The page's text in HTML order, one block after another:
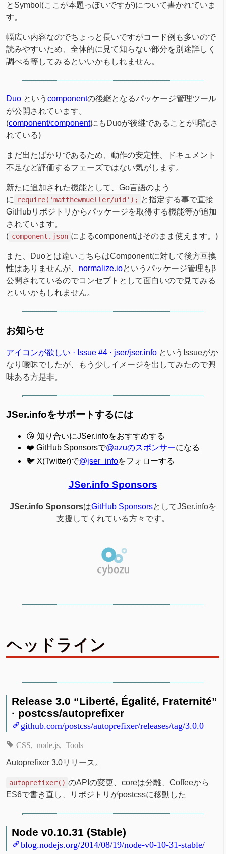
とSymbol(ここが本題っぽいですが)について書かれていま
す。
幅広い内容なのでちょっと長いですがコード例も多いので
読みやすいため、全体的に見て知らない部分を別途詳しく
調べる等してみるといいかもしれません。
Duo というcomponentの後継となるパッケージ管理ツール
が公開されています。
(component/componentにもDuoが後継であることが明記さ
れている)
まだ出たばかりであるため、動作の安定性、ドキュメント
不足など評価するフェーズではない気がします。
新たに追加された機能として、Go言語のよう
に
require('matthewmueller/uid'); と指定する事で直接
GitHubリポジトリからパッケージを取得する機能等が追加
されています。
( component.json によるcomponentはそのまま使えます。)
また、Duoとは違いこちらはComponentに対して後方互換
性はありませんが、 normalize.ioというパッケージ管理もβ
公開されているのでコンセプトとして面白いので見てみる
といいかもしれません。
お知らせ
アイコンが欲しい · Issue #4 · jser/jser.info というIssueがか
なり曖昧でしたが、もう少しイメージを出してみたので興
味ある方是非。
JSer.infoをサポートするには
😘 知り合いにJSer.infoをおすすめする
❤️ GitHub Sponsorsで@azuのスポンサーになる
🐦 X(Twitter)で@jser_infoをフォローする
JSer.info Sponsors
JSer.info SponsorsはGitHub SponsorsとしてJSer.infoを
支援してくれている方々です。
ヘッドライン
Release 3.0 “Liberté, Égalité, Fraternité”
· postcss/autoprefixer
github.com/postcss/autoprefixer/releases/tag/3.0.0
CSS node.js Tools
Autoprefixer 3.0リリース。
autoprefixer() のAPIの変更、coreは分離、Coffeeから
ES6で書き直し、リポジトリがpostcssに移動した
Node v0.10.31 (Stable)
blog.nodejs.org/2014/08/19/node-v0-10-31-stable/